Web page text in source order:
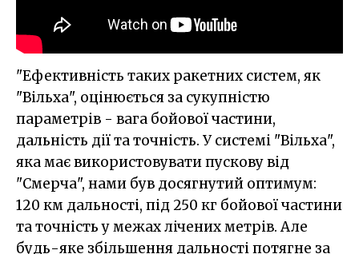
"Ефективність таких ракетних систем, як
"Вільха", оцінюється за сукупністю
параметрів - вага бойової частини,
дальність дії та точність. У системі "Вільха",
яка має використовувати пускову від
"Смерча", нами був досягнутий оптимум:
120 км дальності, під 250 кг бойової частини
та точність у межах лічених метрів. Але
будь-яке збільшення дальності потягне за